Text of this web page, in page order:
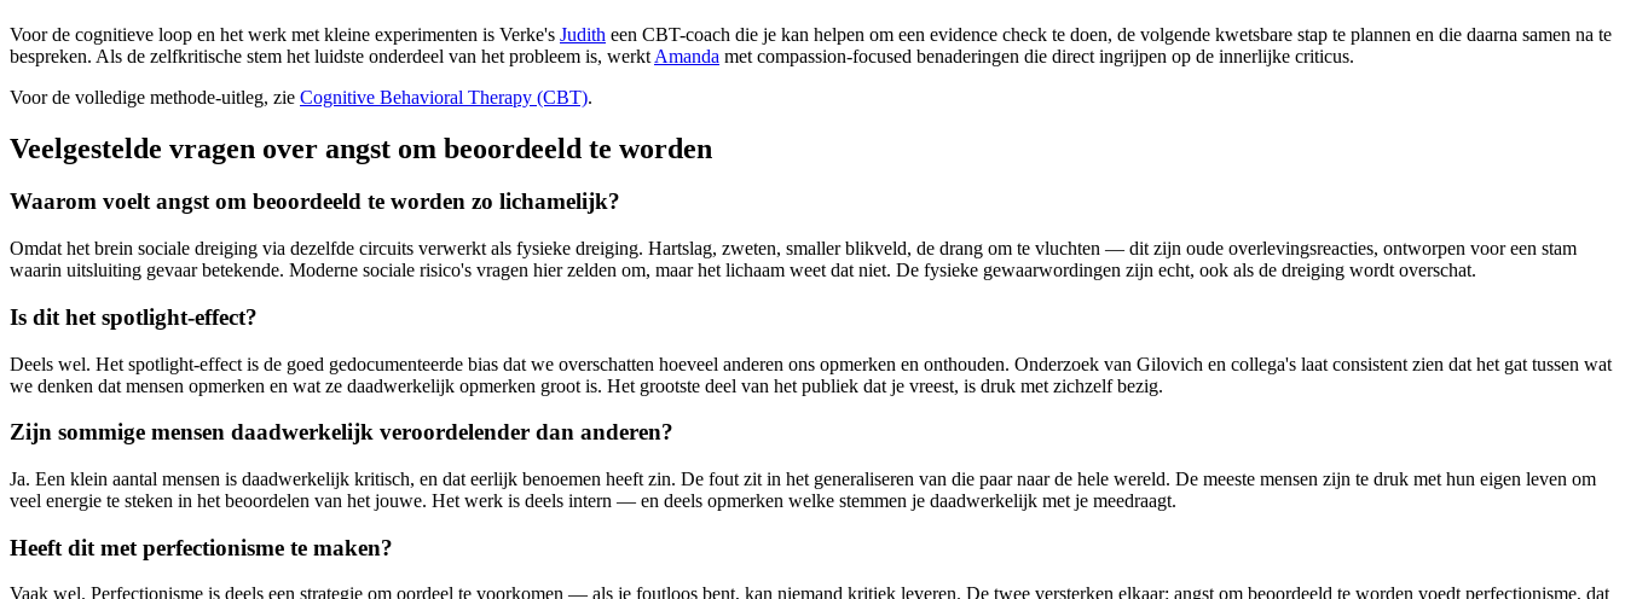
Voor de cognitieve loop en het werk met kleine experimenten is Verke's Judith een CBT-coach die je kan helpen om een evidence check te doen, de volgende kwetsbare stap te plannen en die daarna samen na te
bespreken. Als de zelfkritische stem het luidste onderdeel van het probleem is, werkt Amanda met compassion-focused benaderingen die direct ingrijpen op de innerlijke criticus.
Voor de volledige methode-uitleg, zie Cognitive Behavioral Therapy (CBT).
Veelgestelde vragen over angst om beoordeeld te worden
Waarom voelt angst om beoordeeld te worden zo lichamelijk?
Omdat het brein sociale dreiging via dezelfde circuits verwerkt als fysieke dreiging. Hartslag, zweten, smaller blikveld, de drang om te vluchten — dit zijn oude overlevingsreacties, ontworpen voor een stam
waarin uitsluiting gevaar betekende. Moderne sociale risico's vragen hier zelden om, maar het lichaam weet dat niet. De fysieke gewaarwordingen zijn echt, ook als de dreiging wordt overschat.
Is dit het spotlight-effect?
Deels wel. Het spotlight-effect is de goed gedocumenteerde bias dat we overschatten hoeveel anderen ons opmerken en onthouden. Onderzoek van Gilovich en collega's laat consistent zien dat het gat tussen wat
we denken dat mensen opmerken en wat ze daadwerkelijk opmerken groot is. Het grootste deel van het publiek dat je vreest, is druk met zichzelf bezig.
Zijn sommige mensen daadwerkelijk veroordelender dan anderen?
Ja. Een klein aantal mensen is daadwerkelijk kritisch, en dat eerlijk benoemen heeft zin. De fout zit in het generaliseren van die paar naar de hele wereld. De meeste mensen zijn te druk met hun eigen leven om
veel energie te steken in het beoordelen van het jouwe. Het werk is deels intern — en deels opmerken welke stemmen je daadwerkelijk met je meedraagt.
Heeft dit met perfectionisme te maken?
Vaak wel. Perfectionisme is deels een strategie om oordeel te voorkomen — als je foutloos bent, kan niemand kritiek leveren. De twee versterken elkaar: angst om beoordeeld te worden voedt perfectionisme, dat